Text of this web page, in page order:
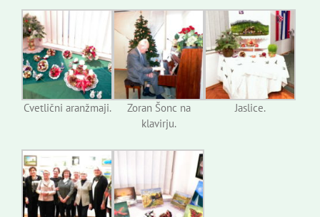
Cvetlični aranžmaji.
Zoran Šonc na
klavirju.
Jaslice.